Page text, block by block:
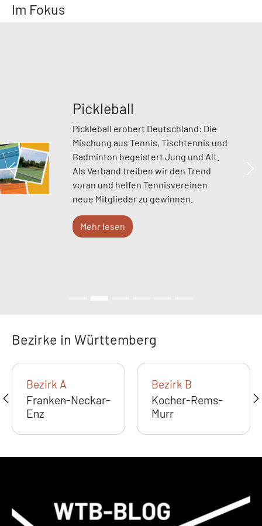
Im Fokus
Pickleball erobert Deutschland: Die
Mischung aus Tennis, Tischtennis und
Badminton begeistert Jung und Alt.
Als Verband treiben wir den Trend
voran und helfen Tennisvereinen
neue Mitglieder zu gewinnen.
Zurück
Bezirke in Württemberg
Bezirk A
Franken-Neckar-
Enz
Bezirk B
Kocher-Rems-
Murr